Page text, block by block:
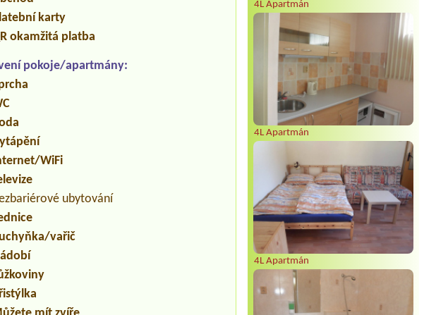
4L Apartmán
4L Apartmán
4L Apartmán
karty
okamžitá platba
pokoje/apartmány:
WiFi
ubytování
vařič